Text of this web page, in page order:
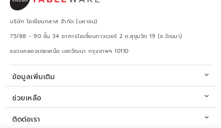
บริษัท โอเชียนกลาส จำกัด (มหาชน)
75/88 - 90 ชั้น 34 อาคารโอเชี่ยนทาวเวอร์ 2 ถ.สุขุมวิท 19 (ซ.วัฒนา)
แขวงคลองเตยเหนือ เขตวัฒนา กรุงเทพฯ 10110
ข้อมูลเพิ่มเติม
ช่วยเหลือ
ติดต่อเรา